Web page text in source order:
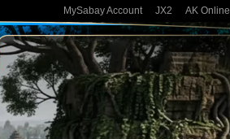
MySabay Account JX2 AK Online